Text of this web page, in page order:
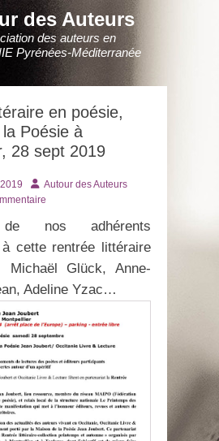
des Auteurs
des auteurs en
Pyrénées-Méditerranée
en poésie,
Poésie à
28 sept 2019
AuteurAutour des Auteurs
de nos adhérents
cette rentrée littéraire
Glück, Anne-
Adeline Yzac…